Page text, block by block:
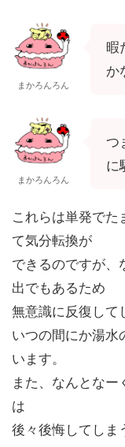
まかろんろん
暇
か
まかろんろん
つ
に
これらは単発でた
て気分転換が
できるのですが、
出でもあるため
無意識に反復して
いつの間にか湯水
います。
また、なんとな
は
後々後悔してしま